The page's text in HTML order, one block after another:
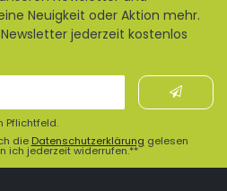
Neuigkeit oder Aktion mehr.
jederzeit kostenlos
die Daten­schutz­erklärung gelesen
ich jederzeit widerrufen.**
Pflichtfeld.